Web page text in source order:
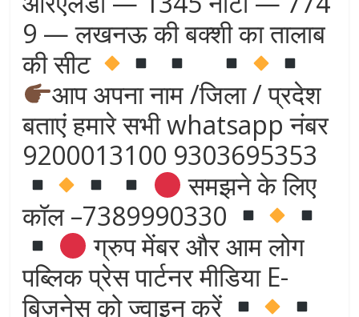
9 — लखनऊ की बक्शी का तालाब
की सीट
आप अपना नाम /जिला / प्रदेश
बताएं हमारे सभी whatsapp नंबर
9200013100 9303695353
समझने के लिए
कॉल –7389990330
ग्रुप मेंबर और आम लोग
पब्लिक प्रेस पार्टनर मीडिया E-
बिजनेस को ज्वाइन करें